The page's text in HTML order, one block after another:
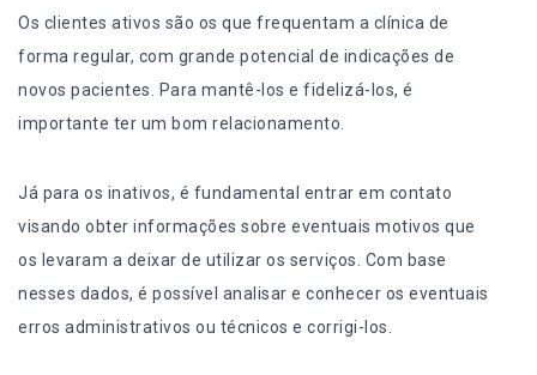
Os clientes ativos são os que frequentam a clínica de
forma regular, com grande potencial de indicações de
novos pacientes . Para mantê-los e fidelizá-los, é
importante ter um bom relacionamento.
Já para os inativos, é fundamental entrar em contato
visando obter informações sobre eventuais motivos que
os levaram a deixar de utilizar os serviços. Com base
nesses dados, é possível analisar e conhecer os eventuais
erros administrativos ou técnicos e corrigi-los.